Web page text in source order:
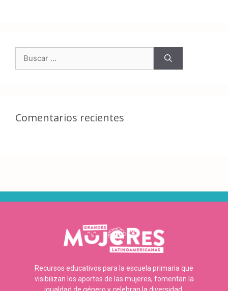
Comentarios recientes
Recursos educativos para la escuela primaria que
visibilizan los aportes de las mujeres, fomentan la
igualdad de género y celebran la diversidad.